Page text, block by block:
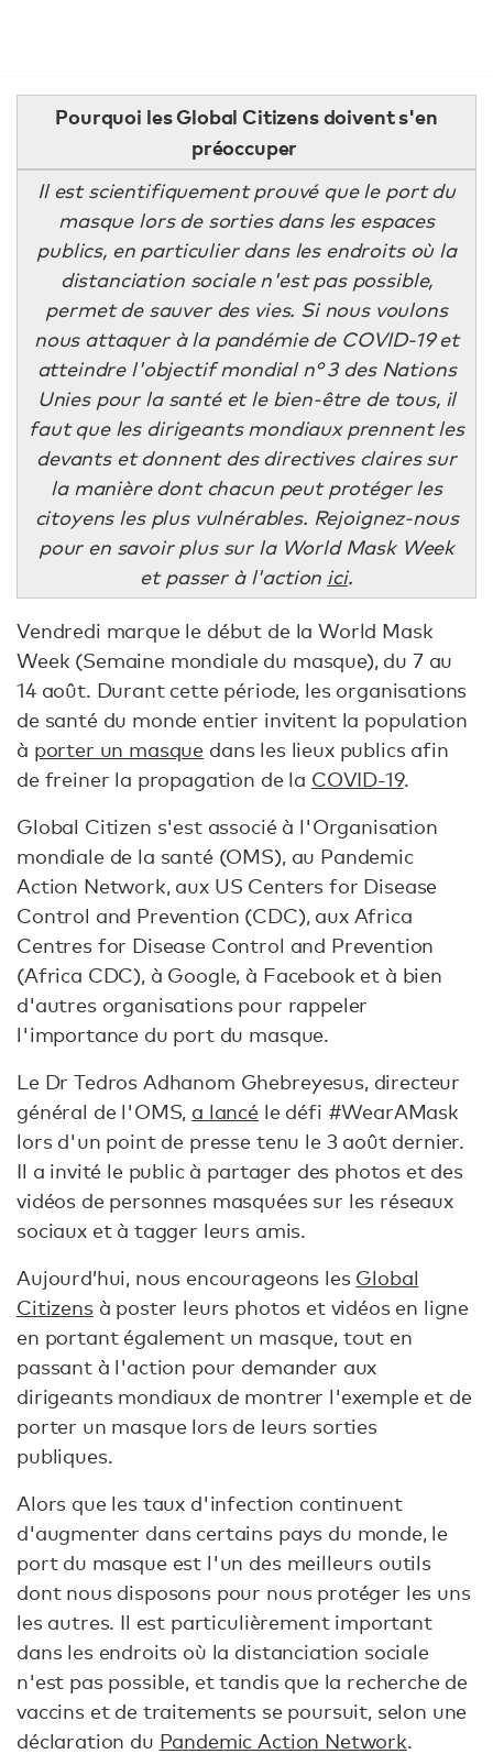
Pourquoi les Global Citizens doivent s'en
préoccuper
Il est scientifiquement prouvé que le port du
masque lors de sorties dans les espaces
publics, en particulier dans les endroits où la
distanciation sociale n'est pas possible,
permet de sauver des vies. Si nous voulons
nous attaquer à la pandémie de COVID-19 et
atteindre l'objectif mondial n° 3 des Nations
Unies pour la santé et le bien-être de tous, il
faut que les dirigeants mondiaux prennent les
devants et donnent des directives claires sur
la manière dont chacun peut protéger les
citoyens les plus vulnérables. Rejoignez-nous
pour en savoir plus sur la World Mask Week
et passer à l'action ici.
Vendredi marque le début de la World Mask
Week (Semaine mondiale du masque), du 7 au
14 août. Durant cette période, les organisations
de santé du monde entier invitent la population
à porter un masque dans les lieux publics afin
de freiner la propagation de la COVID-19.
Global Citizen s'est associé à l'Organisation
mondiale de la santé (OMS), au Pandemic
Action Network, aux US Centers for Disease
Control and Prevention (CDC), aux Africa
Centres for Disease Control and Prevention
(Africa CDC), à Google, à Facebook et à bien
d'autres organisations pour rappeler
l'importance du port du masque.
Le Dr Tedros Adhanom Ghebreyesus, directeur
général de l'OMS, a lancé le défi #WearAMask
lors d'un point de presse tenu le 3 août dernier.
Il a invité le public à partager des photos et des
vidéos de personnes masquées sur les réseaux
sociaux et à tagger leurs amis.
Aujourd’hui, nous encourageons les Global
Citizensà poster leurs photos et vidéos en ligne
en portant également un masque, tout en
passant à l'action pour demander aux
dirigeants mondiaux de montrer l'exemple et de
porter un masque lors de leurs sorties
publiques.
Alors que les taux d'infection continuent
d'augmenter dans certains pays du monde, le
port du masque est l'un des meilleurs outils
dont nous disposons pour nous protéger les uns
les autres. Il est particulièrement important
dans les endroits où la distanciation sociale
n'est pas possible, et tandis que la recherche de
vaccins et de traitements se poursuit, selon une
déclaration du Pandemic Action Network.